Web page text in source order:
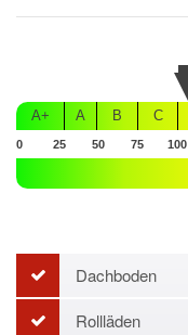
A+
A B C
0 25 50 75 100
Dachboden
Rollläden